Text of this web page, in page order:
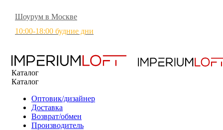
Шоурум в Москве
10:00-18:00 будние дни
Каталог
Каталог
Оптовик/дизайнер
Доставка
Возврат/обмен
Производитель